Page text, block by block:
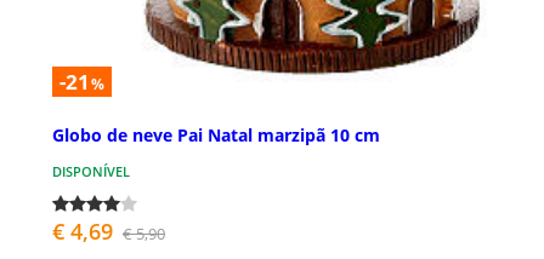
-21 %
Globo de neve Pai Natal marzipã 10 cm
DISPONÍVEL
€ 4,69 € 5,90